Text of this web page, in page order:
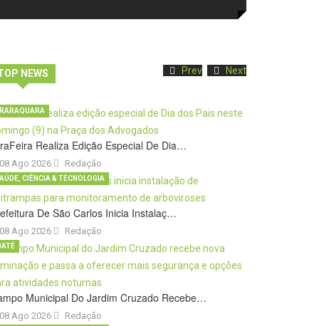
NEWS Prev Next
Realiza Edição Especial De Dia…
08 Ago 2026 Redação
De São Carlos Inicia Instalaç…
08 Ago 2026
CIÊNCIA & TECNOLOGIA
Redação
Municipal Do Jardim Cruzado Recebe…
08 Ago 2026 Redação